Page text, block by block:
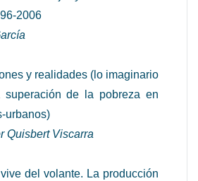
2006
y realidades (lo imaginario
de la pobreza en
urbanos)
Quisbert Viscarra
del volante. La producción